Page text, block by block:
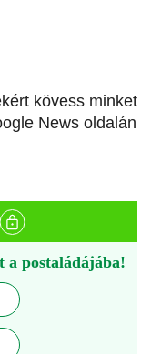
kövess minket
News oldalán
a postaládájába!